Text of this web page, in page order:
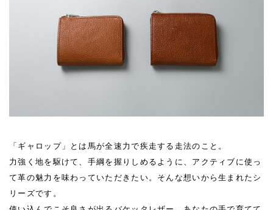
「ギャロップ」とは馬が全速力で疾走する走法のこと。
力強く地を駆けて、手綱を握りしめるように、アクティブに使っ
て革の魅力を味わっていただきたい。そんな想いから生まれたシ
リーズです。